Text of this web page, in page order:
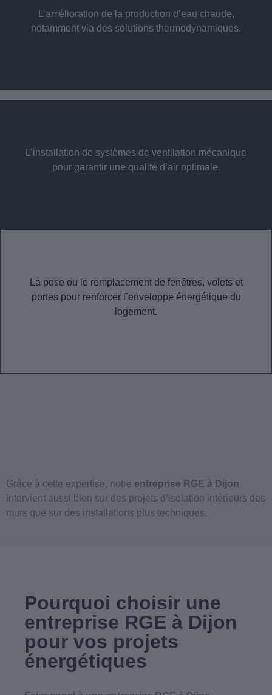
L’amélioration de la production d’eau chaude,
notamment via des solutions thermodynamiques.
L’installation de systèmes de ventilation mécanique
pour garantir une qualité d’air optimale.
La pose ou le remplacement de fenêtres, volets et
portes pour renforcer l’enveloppe énergétique du
logement.
Grâce à cette expertise, notre entreprise RGE à Dijon
intervient aussi bien sur des projets d’isolation intérieurs des
murs que sur des installations plus techniques.
Pourquoi choisir une
entreprise RGE à Dijon
pour vos projets
énergétiques